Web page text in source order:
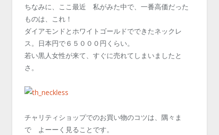
ちなみに、ここ最近 私がみた中で、一番高価だった
ものは、これ！
ダイアモンドとホワイトゴールドでできたネックレ
ス。日本円で６５０００円くらい。
若い黒人女性が来て、すぐに売れてしまいましたと
さ。
チャリティショップでのお買い物のコツは、隅々ま
で よーーく見ることです。